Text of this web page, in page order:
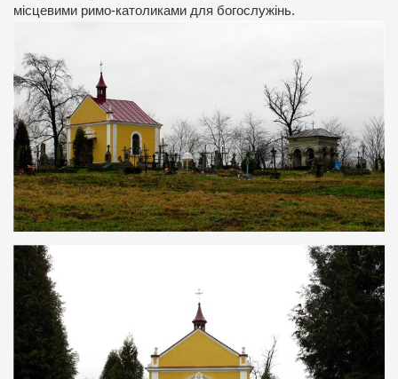
місцевими римо-католиками для богослужінь.